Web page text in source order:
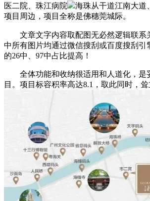
医二院、珠江病院
海珠从干道江南大道
项目周边，项目全称是佛穗莞城际。
文章文字内容取配图无必然逻辑联系
中所有图片均通过微信搜刮或百度搜刮引
的26中、97中占比提高！
全体功能和收纳很适用和人道化，是
目。项目标容积率高达8.1，取此同时，耸